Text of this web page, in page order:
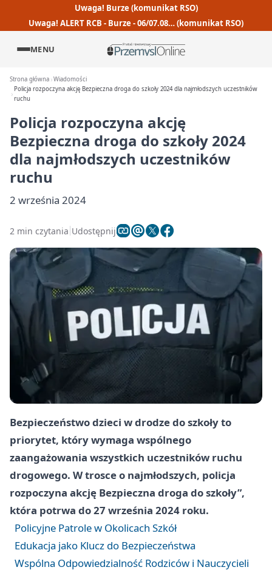
Uwaga! Burze (komunikat RSO)
Uwaga! ALERT RCB - Burze - 06/07.08… (komunikat RSO)
MENU
Strona główna Wiadomości
Policja rozpoczyna akcję Bezpieczna droga do szkoły 2024 dla najmłodszych uczestników
ruchu
Policja rozpoczyna akcję
Bezpieczna droga do szkoły 2024
dla najmłodszych uczestników
ruchu
2 września 2024
2 min czytania Udostępnij
Bezpieczeństwo dzieci w drodze do szkoły to
priorytet, który wymaga wspólnego
zaangażowania wszystkich uczestników ruchu
drogowego. W trosce o najmłodszych, policja
rozpoczyna akcję Bezpieczna droga do szkoły”,
która potrwa do 27 września 2024 roku.
Policyjne Patrole w Okolicach Szkół
Edukacja jako Klucz do Bezpieczeństwa
Wspólna Odpowiedzialność Rodziców i Nauczycieli